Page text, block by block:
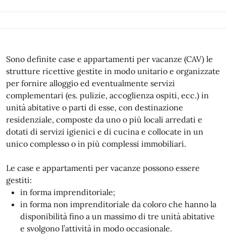
Sono definite case e appartamenti per vacanze (CAV) le
strutture ricettive gestite in modo unitario e organizzate
per fornire alloggio ed eventualmente servizi
complementari (es. pulizie, accoglienza ospiti, ecc.) in
unità abitative o parti di esse, con destinazione
residenziale, composte da uno o più locali arredati e
dotati di servizi igienici e di cucina e collocate in un
unico complesso o in più complessi immobiliari.
Le case e appartamenti per vacanze possono essere
gestiti:
in forma imprenditoriale;
in forma non imprenditoriale da coloro che hanno la
disponibilità fino a un massimo di tre unità abitative
e svolgono l’attività in modo occasionale.